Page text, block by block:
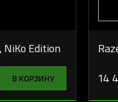
NiKo Edition
В КОРЗИНУ 14